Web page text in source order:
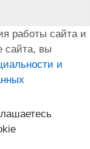
работы сайта и
сайта, вы
и